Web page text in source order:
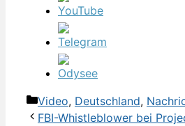
Kategorien
Video, Deutschland,
FBI-Whistleblower bei